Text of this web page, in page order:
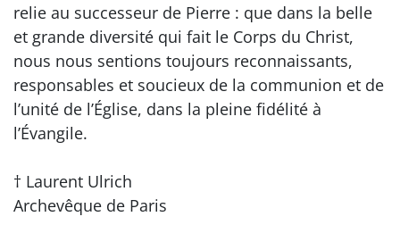
relie au successeur de Pierre : que dans la belle
et grande diversité qui fait le Corps du Christ,
nous nous sentions toujours reconnaissants,
responsables et soucieux de la communion et de
l’unité de l’Église, dans la pleine fidélité à
l’Évangile.
† Laurent Ulrich
Archevêque de Paris